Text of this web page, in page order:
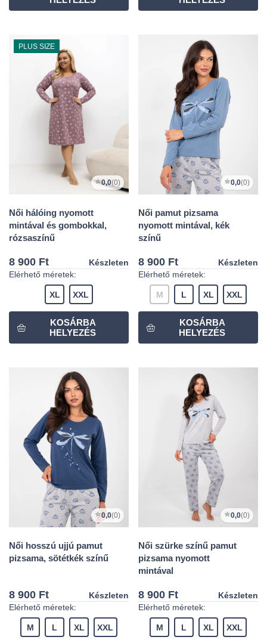
PLUS SIZE
0,0(0)
Női hálóing nyomott
mintával és gombokkal,
rózsaszínű
8 900 Ft
Készleten
Elérhető méretek:
XL XXL
0,0(0)
Női pamut pizsama
nyomott mintával, kék
színű
8 900 Ft
Készleten
Elérhető méretek:
M L XL XXL
0,0(0)
Női hosszú ujjú pamut
pizsama, sötétkék színű
8 900 Ft
Készleten
Elérhető méretek:
M L XL XXL
0,0(0)
Női szürke színű pamut
pizsama nyomott
mintával
8 900 Ft
Készleten
Elérhető méretek:
M L XL XXL